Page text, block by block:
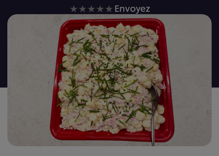
Aucune
évaluation
soumise
pour
ce
recipe
Envoyez